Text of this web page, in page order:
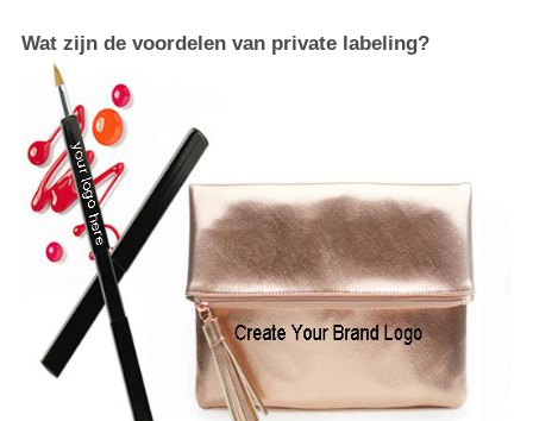
Wat zijn de voordelen van private labeling?